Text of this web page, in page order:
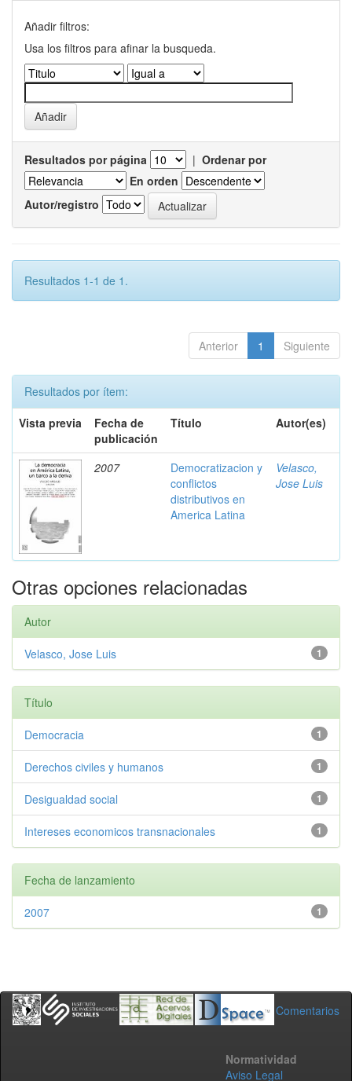
Añadir filtros:
Usa los filtros para afinar la busqueda.
Resultados por página | Ordenar por
En orden
Autor/registro
Resultados 1-1 de 1.
Anterior 1 Siguiente
Resultados por ítem:
Vista previa
Fecha de
publicación
Título Autor(es)
2007
Democratizacion y
conflictos
distributivos en
America Latina
Velasco,
Jose Luis
Otras opciones relacionadas
Autor
1
Velasco, Jose Luis
Título
1
Democracia
1
Derechos civiles y humanos
1
Desigualdad social
1
Intereses economicos transnacionales
Fecha de lanzamiento
1
2007
Comentarios
Normatividad
Aviso Legal